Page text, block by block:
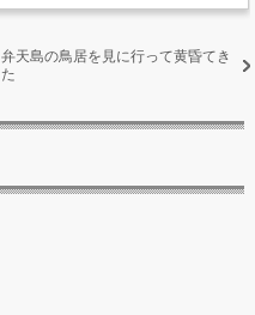
弁天島の鳥居を見に行って黄昏てき
た